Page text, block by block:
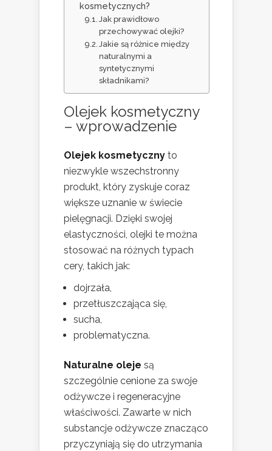
kosmetycznych?
Jak prawidłowo
przechowywać olejki?
Jakie są różnice między
naturalnymi a
syntetycznymi
składnikami?
Olejek kosmetyczny
– wprowadzenie
Olejek kosmetyczny to
niezwykle wszechstronny
produkt, który zyskuje coraz
większe uznanie w świecie
pielęgnacji. Dzięki swojej
elastyczności, olejki te można
stosować na różnych typach
cery, takich jak:
dojrzała,
przetłuszczająca się,
sucha,
problematyczna.
Naturalne oleje są
szczególnie cenione za swoje
odżywcze i regeneracyjne
właściwości. Zawarte w nich
substancje odżywcze znacząco
przyczyniają się do utrzymania